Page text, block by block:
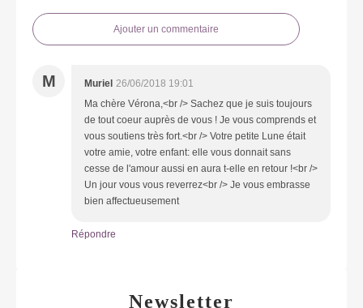
Ajouter un commentaire
M Muriel 26/06/2018 19:01
Ma chère Vérona,<br /> Sachez que je suis toujours
de tout coeur auprès de vous ! Je vous comprends et
vous soutiens très fort.<br /> Votre petite Lune était
votre amie, votre enfant: elle vous donnait sans
cesse de l'amour aussi en aura t-elle en retour !<br />
Un jour vous vous reverrez<br /> Je vous embrasse
bien affectueusement
Répondre
Newsletter